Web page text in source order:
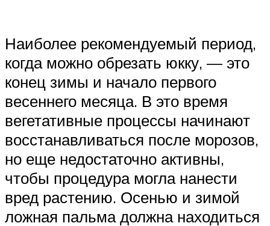
Наиболее рекомендуемый период,
когда можно обрезать юкку, — это
конец зимы и начало первого
весеннего месяца. В это время
вегетативные процессы начинают
восстанавливаться после морозов,
но еще недостаточно активны,
чтобы процедура могла нанести
вред растению. Осенью и зимой
ложная пальма должна находиться